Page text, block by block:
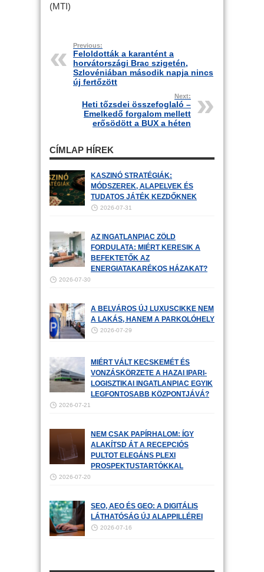
(MTI)
Previous:
Feloldották a karantént a
horvátországi Brac szigetén,
Szlovéniában második napja nincs
új fertőzött
Next:
Heti tőzsdei összefoglaló –
Emelkedő forgalom mellett
erősödött a BUX a héten
CÍMLAP HÍREK
KASZINÓ STRATÉGIÁK:
MÓDSZEREK, ALAPELVEK ÉS
TUDATOS JÁTÉK KEZDŐKNEK
2026-07-31
AZ INGATLANPIAC ZÖLD
FORDULATA: MIÉRT KERESIK A
BEFEKTETŐK AZ
ENERGIATAKARÉKOS HÁZAKAT?
2026-07-30
A BELVÁROS ÚJ LUXUSCIKKE NEM
A LAKÁS, HANEM A PARKOLÓHELY
2026-07-29
MIÉRT VÁLT KECSKEMÉT ÉS
VONZÁSKÖRZETE A HAZAI IPARI-
LOGISZTIKAI INGATLANPIAC EGYIK
LEGFONTOSABB KÖZPONTJÁVÁ?
2026-07-21
NEM CSAK PAPÍRHALOM: ÍGY
ALAKÍTSD ÁT A RECEPCIÓS
PULTOT ELEGÁNS PLEXI
PROSPEKTUSTARTÓKKAL
2026-07-20
SEO, AEO ÉS GEO: A DIGITÁLIS
LÁTHATÓSÁG ÚJ ALAPPILLÉREI
2026-07-16